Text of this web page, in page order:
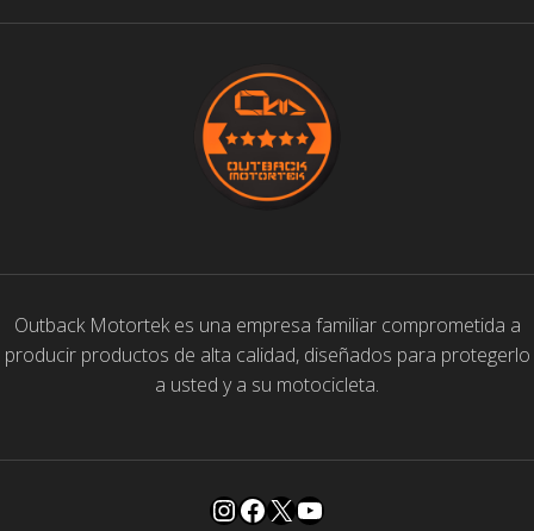
Outback Motortek es una empresa familiar comprometida a
producir productos de alta calidad, diseñados para protegerlo
a usted y a su motocicleta.